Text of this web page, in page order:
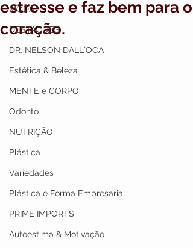
MODA
DESTAQUES
DR. NELSON DALL`OCA
Estética & Beleza
MENTE e CORPO
Odonto
NUTRIÇÃO
Plástica
Variedades
Plástica e Forma Empresarial
PRIME IMPORTS
Autoestima & Motivação
estresse e faz bem para o
coração.